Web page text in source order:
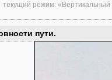
текущий режим: «Вертикальный
пути.